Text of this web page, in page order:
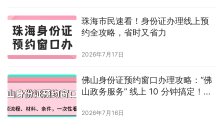
珠海市民速看！身份证办理线上预
约全攻略，省时又省力
2026年7月17日
佛山身份证预约窗口办理攻略：“佛
山政务服务” 线上 10 分钟搞定！附
2026年7月16日